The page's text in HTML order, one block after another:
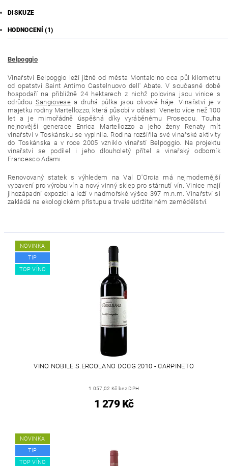
DISKUZE
HODNOCENÍ (1)
Belpoggio
Vinařství Belpoggio leží jižně od města Montalcino cca půl kilometru
od opatství Saint Antimo Castelnuovo dell' Abate. V současné době
hospodaří na přibližně 24 hektarech z nichž polovina jsou vinice s
odrůdou Sangiovesea druhá půlka jsou olivové háje. Vinařství je v
majetku rodiny Martellozzo, která působí v oblasti Veneto více než 100
let a je mimořádně úspěšná díky vyráběnému Proseccu. Touha
nejnovější generace Enrica Martellozzo a jeho ženy Renaty mít
vinařství v Toskánsku se vyplnila. Rodina rozšířila své vinařské aktivity
do Toskánska a v roce 2005 vzniklo vinařstí Belpoggio. Na projektu
vinařství se podílel i jeho dlouholetý přítel a vinařský odborník
Francesco Adami.
Renovovaný statek s výhledem na Val D'Orcia má nejmodernější
vybavení pro výrobu vín a nový vinný sklep pro stárnutí vín. Vinice mají
jihozápadní expozici a leží v nadmořské výšce 397 m.n.m. Vinařství si
zakládá na ekologickém přístupu a trvale udržitelném zemědělství.
NOVINKA
TIP
TOP VÍNO
VINO NOBILE S.ERCOLANO DOCG 2010 - CARPINETO
1 057,02 Kč bez DPH
1 279 Kč
NOVINKA
TIP
TOP VÍNO